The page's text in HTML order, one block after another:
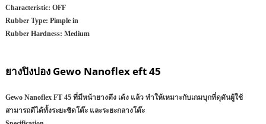
Characteristic: OFF
Rubber Type: Pimple in
Rubber Hardness: Medium
ยางปิงปอง Gewo Nanoflex eft 45
Gewo Nanoflex FT 45 ที่มีหน้ายางตึง เด้ง แล้ว ทำให้เหมาะกับเกมบุกที่ดุดันผู้ใช้
สามารถตีได้ทั้งระยะชิดโต๊ะ และระยะกลางโต๊ะ